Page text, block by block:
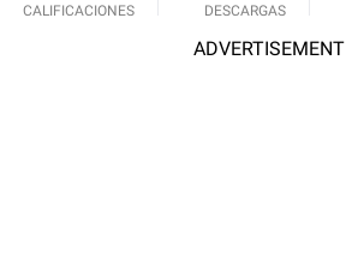
CALIFICACIONES DESCARGAS
ADVERTISEMENT